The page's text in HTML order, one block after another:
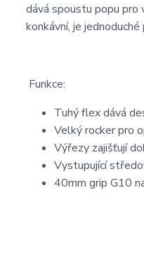
dává spoustu popu pro
konkávní, je
Funkce:
Tuhý flex dává
Velký rocker pro
Výřezy zajišťují
Vystupující
40mm grip G10